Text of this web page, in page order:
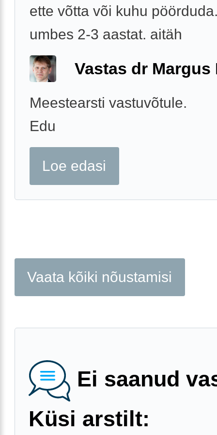
ette võtta või kuhu
umbes 2-3 aastat. aitäh
Vastas dr Margus
Meestearsti vastuvõtule.
Edu
Loe edasi
Vaata kõiki nõustamisi
Ei saanud
Küsi arstilt: